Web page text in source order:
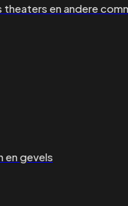
en andere
en gevels